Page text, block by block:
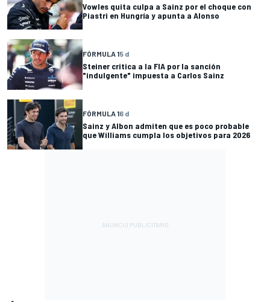
Vowles quita culpa a Sainz por el choque con
Piastri en Hungría y apunta a Alonso
FÓRMULA 15 d
Steiner critica a la FIA por la sanción
"indulgente" impuesta a Carlos Sainz
FÓRMULA 16 d
Sainz y Albon admiten que es poco probable
que Williams cumpla los objetivos para 2026